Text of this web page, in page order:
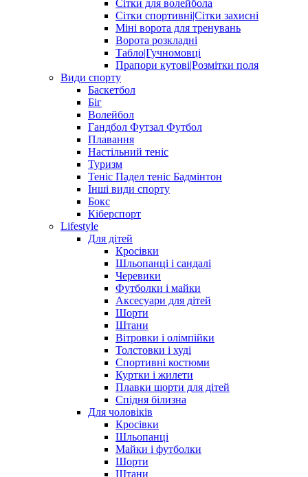
Сітки для волейбола
Сітки спортивні|Cітки захисні
Міні ворота для тренувань
Ворота розкладні
Табло|Гучномовці
Прапори кутові|Розмітки поля
Види спорту
Баскетбол
Біг
Волейбол
Гандбол Футзал Футбол
Плавання
Настільний теніс
Туризм
Теніс Падел теніс Бадмінтон
Інші види спорту
Бокс
Кіберспорт
Lifestyle
Для дітей
Кросівки
Шльопанці і сандалі
Черевики
Футболки і майки
Аксесуари для дітей
Шорти
Штани
Вітровки і олімпійки
Толстовки і худі
Спортивні костюми
Куртки і жилети
Плавки шорти для дітей
Спідня білизна
Для чоловіків
Кросівки
Шльопанці
Майки і футболки
Шорти
Штани